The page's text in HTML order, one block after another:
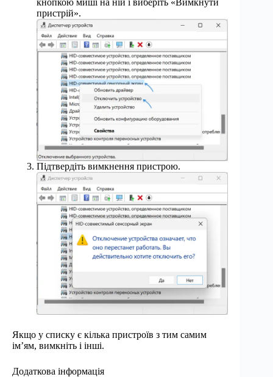
кнопкою миші на ній і виберіть «Вимкнути
пристрій».
Підтвердіть вимкнення пристрою.
Якщо у списку є кілька пристроїв з тим самим
ім’ям, вимкніть і інші.
Додаткова інформація